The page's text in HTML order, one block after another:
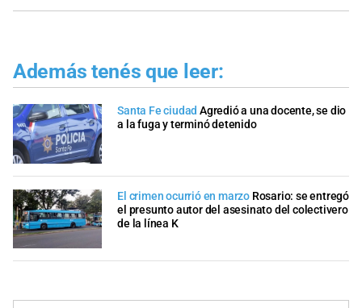
Además tenés que leer:
Santa Fe ciudad Agredió a una docente, se dio
a la fuga y terminó detenido
El crimen ocurrió en marzo Rosario: se entregó
el presunto autor del asesinato del colectivero
de la línea K